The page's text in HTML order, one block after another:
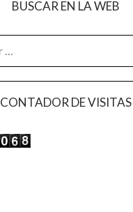
BUSCAR EN LA WEB
CONTADOR DE VISITAS